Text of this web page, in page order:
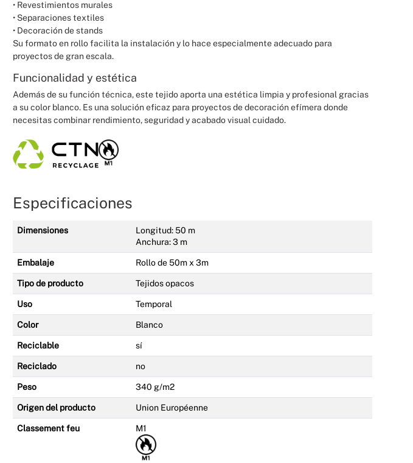
• Revestimientos murales
• Separaciones textiles
• Decoración de stands
Su formato en rollo facilita la instalación y lo hace especialmente adecuado para
proyectos de gran escala.
Funcionalidad y estética
Además de su función técnica, este tejido aporta una estética limpia y profesional gracias
a su color blanco. Es una solución eficaz para proyectos de decoración efímera donde
necesitas combinar rendimiento, seguridad y acabado visual cuidado.
Especificaciones
Dimensiones
Longitud: 50 m
Anchura: 3 m
Embalaje Rollo de 50m x 3m
Tipo de producto Tejidos opacos
Uso Temporal
Color Blanco
Reciclable sí
Reciclado no
Peso 340 g/m2
Origen del producto Union Européenne
Classement feu M1